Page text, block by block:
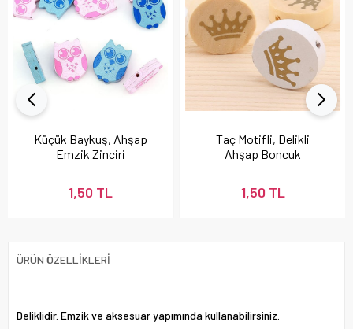
Küçük Baykuş, Ahşap
Emzik Zinciri
1,50 TL
Taç Motifli, Delikli
Ahşap Boncuk
1,50 TL
ÜRÜN ÖZELLIKLERI
Deliklidir. Emzik ve aksesuar yapımında kullanabilirsiniz.